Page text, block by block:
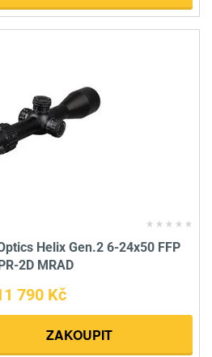
Helix Gen.2 6-24x50 FFP
2D MRAD
790 Kč
ZAKOUPIT